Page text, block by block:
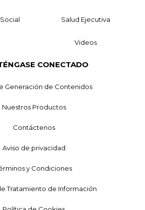
Salud Ejecutiva
Videos
CONECTADO
Generación de Contenidos
Nuestros Productos
Contáctenos
Aviso de privacidad
y Condiciones
Tratamiento de Información